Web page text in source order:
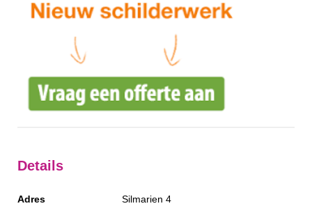
Details
Adres
Silmarien 4